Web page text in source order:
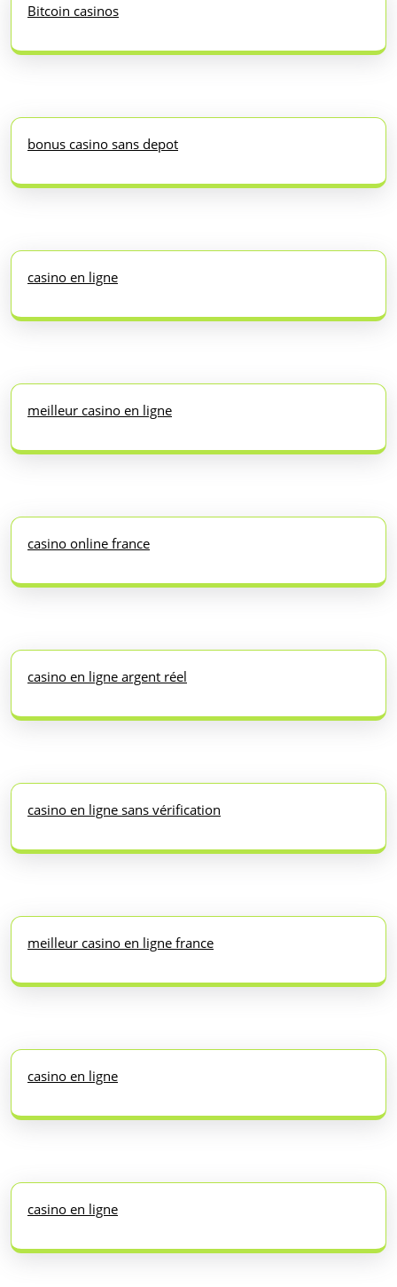
Bitcoin casinos
bonus casino sans depot
casino en ligne
meilleur casino en ligne
casino online france
casino en ligne argent réel
casino en ligne sans vérification
meilleur casino en ligne france
casino en ligne
casino en ligne